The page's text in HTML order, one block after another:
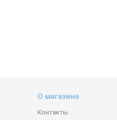
О магазине
Контакты